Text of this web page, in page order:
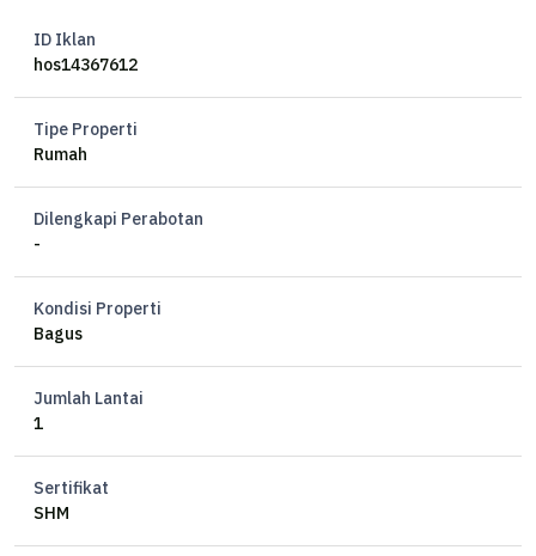
Kamar Tidur 2
Kamar Mandi 2
Water Heater
Harga 1,8 M nego
ID Iklan
hos14367612
Tipe Properti
Rumah
Dilengkapi Perabotan
-
Kondisi Properti
Bagus
Jumlah Lantai
1
Sertifikat
SHM